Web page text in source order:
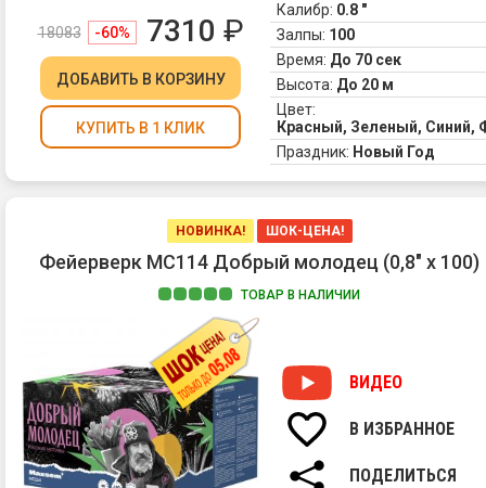
18083 -60% 7310 ₽
ДОБАВИТЬ В КОРЗИНУ
КУПИТЬ В 1 КЛИК
Калибр: 0.8 "
Залпы: 100
Время: До 70 сек
Высота: До 20 м
Цвет:
Красный, Зеленый,
Праздник: Новый Год
НОВИНКА! ШОК-ЦЕНА!
Фейерверк МС114 Добрый молодец (0,8" х 100)
ТОВАР В НАЛИЧИИ
ВИДЕО
В ИЗБРАННОЕ
ПОДЕЛИТЬСЯ